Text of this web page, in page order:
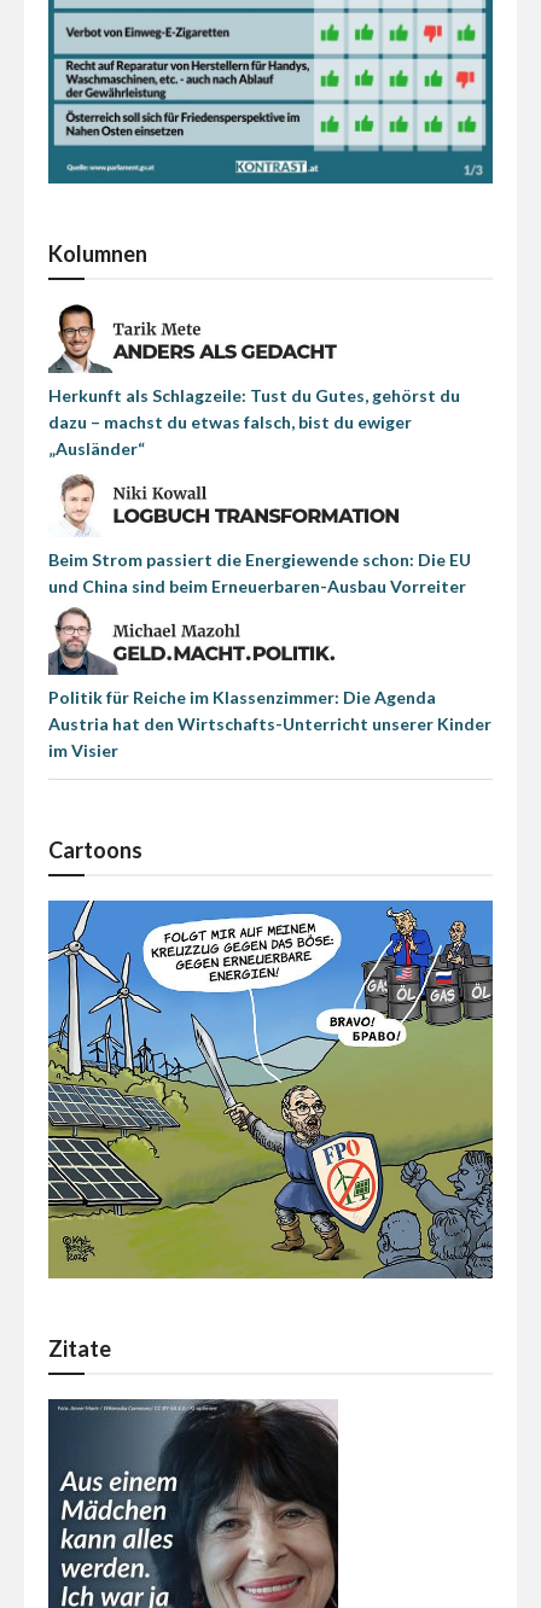
Kolumnen
Herkunft als Schlagzeile: Tust du Gutes, gehörst du
dazu – machst du etwas falsch, bist du ewiger
„Ausländer“
Beim Strom passiert die Energiewende schon: Die EU
und China sind beim Erneuerbaren-Ausbau Vorreiter
Politik für Reiche im Klassenzimmer: Die Agenda
Austria hat den Wirtschafts-Unterricht unserer Kinder
im Visier
Cartoons
Zitate